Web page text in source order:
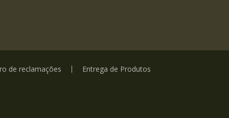
de reclamações Entrega de Produtos